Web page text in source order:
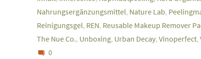
Nahrungsergänzungsmittel, Nature Lab,
Reinigungsgel, REN, Reusable Makeup Remover
The Nue Co., Unboxing, Urban Decay, Vinoperfect,
0